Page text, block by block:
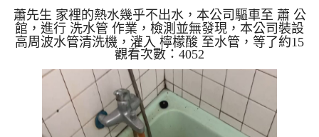
蕭先生 家裡的熱水幾乎不出水，本公司驅車至 蕭 公
館，進行 洗水管 作業，檢測並無發現，本公司裝設
高周波水管清洗機，灌入 檸檬酸 至水管，等了約15
分，開啟 水管清洗機 ，啟動 螺旋波 模式，一洗就流
出髒水，越來越髒，二個多小時後，熱水出水量恢復
正常了。 如是自來水，如水管老化，會產生鐵鏽跟
泥沙堆積，洗出來的水就會是咖啡色，地下水含有氧
化錳，管壁上會結成黑色管垢，洗出來的水會跟石油
一樣黑，有些洗出綠色的水，是因為裡面有銅的物
觀看次數：4052